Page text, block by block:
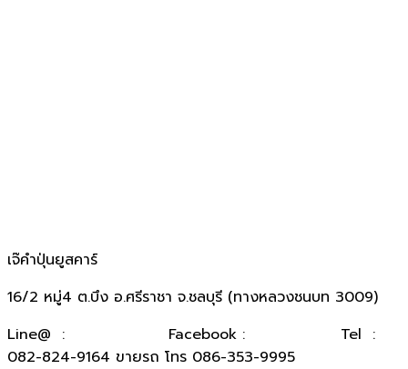
เจ๊คำปุ่นยูสคาร์
16/2 หมู่4 ต.บึง อ.ศรีราชา จ.ชลบุรี (ทางหลวงชนบท 3009)
​Line@ :
Facebook :
Tel :
082-824-9164 ขายรถ โทร 086-353-9995